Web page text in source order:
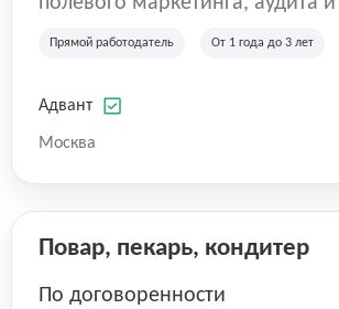
на территории России,
Прямой работодатель От 1 года до 3 лет
Адвант
Москва
Повар, пекарь, кондитер
По договоренности